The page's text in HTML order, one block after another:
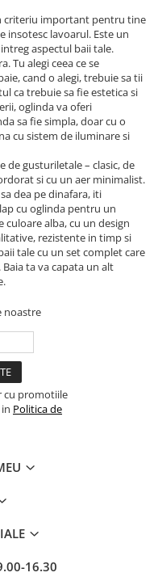
criteriu important pentru tine
insotesc lavoarul. Este un
aspectul baii tale.
Tu alegi ceea ce se
cand o alegi, trebuie sa tii
ca trebuie sa fie estetica si
oglinda va oferi
sa fie simpla, doar cu o
cu sistem de iluminare si
de gusturiletale – clasic, de
si cu un aer minimalist.
dea pe dinafara, iti
cu oglinda pentru un
alba, cu un design
rezistente in timp si
tale cu un set complet care
ta va capata un alt
noastre
cu promotiile
Politica de
16.30